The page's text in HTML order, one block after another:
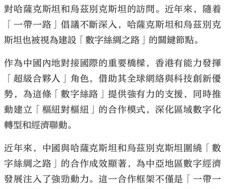
對哈薩克斯坦和烏茲別克斯坦的訪問。近年來，隨着
「一帶一路」倡議不斷深入，哈薩克斯坦和烏茲別克
斯坦也被視為建設「數字絲綢之路」的關鍵節點。
作為中國內地對接國際的重要橋樑，香港有能力發揮
「超級合夥人」角色，借助其全球網絡與科技創新優
勢，為這條「數字絲路」提供強有力的支援，同時推
動建立「樞紐對樞紐」的合作模式，深化區域數字化
轉型和經濟聯動。
近年來，中國與哈薩克斯坦和烏茲別克斯坦圍繞「數
字絲綢之路」的合作成效顯著，為中亞地區數字經濟
發展注入了強勁動力。這一合作框架不僅是「一帶一